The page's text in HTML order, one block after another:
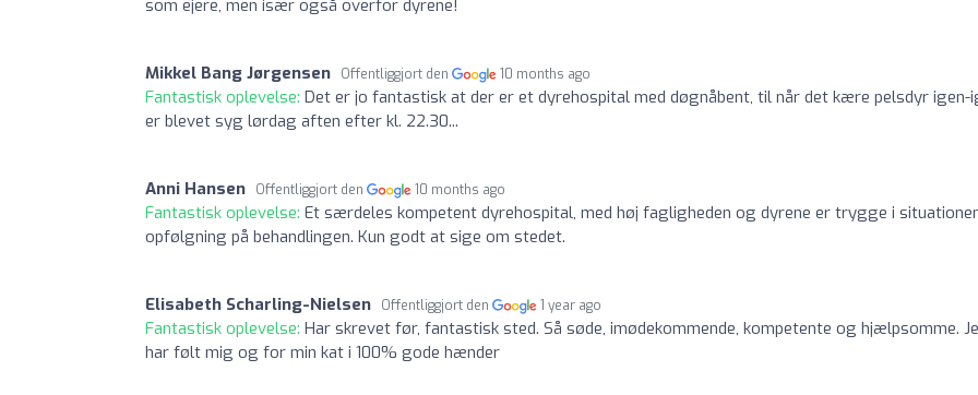
som ejere, men især også overfor dyrene!
Mikkel Bang Jørgensen Offentliggjort den 10 months ago
Fantastisk oplevelse: Det er jo fantastisk at der er et dyrehospital med døgnåbent, til når det kære pelsdyr igen-
er blevet syg lørdag aften efter kl. 22.30...
Anni Hansen Offentliggjort den 10 months ago
Fantastisk oplevelse: Et særdeles kompetent dyrehospital, med høj fagligheden og dyrene er trygge i
opfølgning på behandlingen. Kun godt at sige om stedet.
Elisabeth Scharling-Nielsen Offentliggjort den 1 year ago
Fantastisk oplevelse: Har skrevet før, fantastisk sted. Så søde, imødekommende, kompetente og hjælpsomme.
har følt mig og for min kat i 100% gode hænder